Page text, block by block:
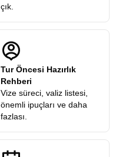
çık.
Tur Öncesi Hazırlık
Rehberi
Vize süreci, valiz listesi,
önemli ipuçları ve daha
fazlası.